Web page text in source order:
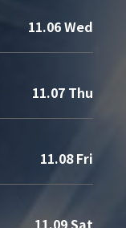
11.06 Wed
11.07 Thu
11.08 Fri
11.09 Sat